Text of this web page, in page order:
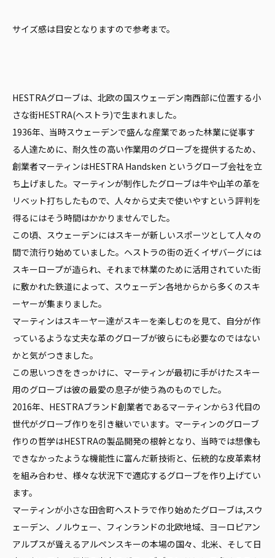
サイズ感は目安となりますので参考まで。
HESTRAグローブは、北欧の国スウェーデン南西部に位置する小
さな街HESTRA(ヘストラ)で生まれました。
1936年、当時スウェーデンで盛んな産業であった林業に従事す
る人達ために、耐久性の高い作業用のグローブを提供するため、
創業者マーティンはHESTRA Handsken というグローブ会社を立
ち上げました。マーティンが制作したグローブは牛や山羊の革を
リベット打ちしたもので、人々から丈夫で使いやすという評判を
得るにはそう時間はかかりませんでした。
この頃、スウェーデンにはスキーが新しいスポーツとして人々の
間で流行り始めていました。ヘストラの街の近くイザバーグには
スキーロープが造られ、それまで林業のために活用されていた街
に敷かれた鉄道によって、スウェーデン各地からから多くのスキ
ーヤーが集まりました。
マーティンはスキーヤー達がスキーを楽しむのを見て、自分が作
っているような丈夫な革のグローブが彼らにも必要なのではない
かと気がつきました。
この思いつきをきっかけに、マーティンが最初に手がけたスキー
用のグローブは彼の最愛の息子が使う為のものでした。
2016年、HESTRAブランド創業者であるマーティンから3 代目の
世代がグローブ作りを引き継いでいます。マーティンのグローブ
作りの哲学はHESTRAの製品開発の根幹となり、当時では想像も
できなかったような機能性に富んだ新技術と、伝統的な皮革素材
を組み合わせ、様々な状況下で適応するグローブを作り上げてい
ます。
マーティンが小さな田舎町ヘストラで作り始めたグローブは,スウ
ェーデン、ノルウェー、フィンランドの北欧地域、ヨーロピアン
アルプスが聳えるアルペンスキーの本場の国々、北米、そして日